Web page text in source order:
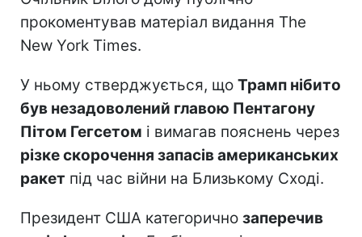
прокоментував матеріал видання The
New York Times.
У ньому стверджується, що Трамп нібито
був незадоволений главою Пентагону
Пітом Гегсетом і вимагав пояснень через
різке скорочення запасів американських
ракет під час війни на Близькому Сході.
Президент США категорично заперечив